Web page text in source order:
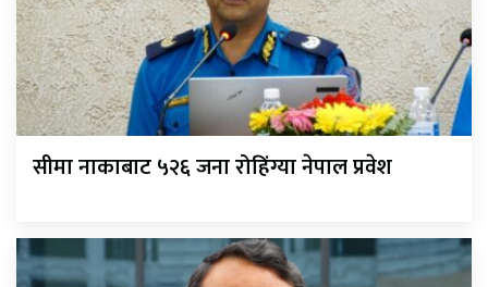
सीमा नाकाबाट ५२६ जना रोहिंग्या नेपाल प्रवेश